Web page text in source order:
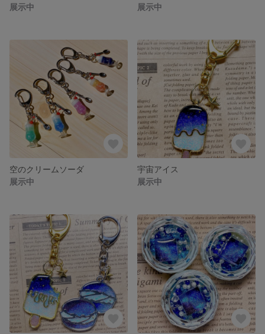
展示中
展示中
空のクリームソーダ
展示中
宇宙アイス
展示中